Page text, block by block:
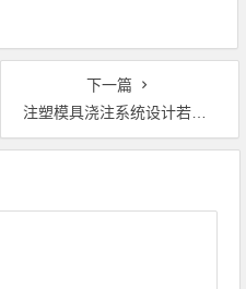
下一篇
注塑模具浇注系统设计若干原则